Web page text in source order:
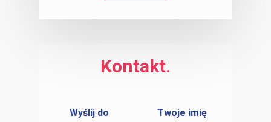
Kontakt.
Wyślij do Twoje imię
Zgłoszenie
Urządzenia
O Firmie